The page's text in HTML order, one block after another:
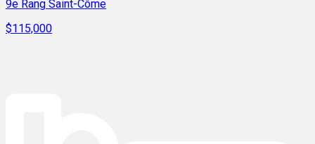
9e Rang Saint-Côme
$115,000